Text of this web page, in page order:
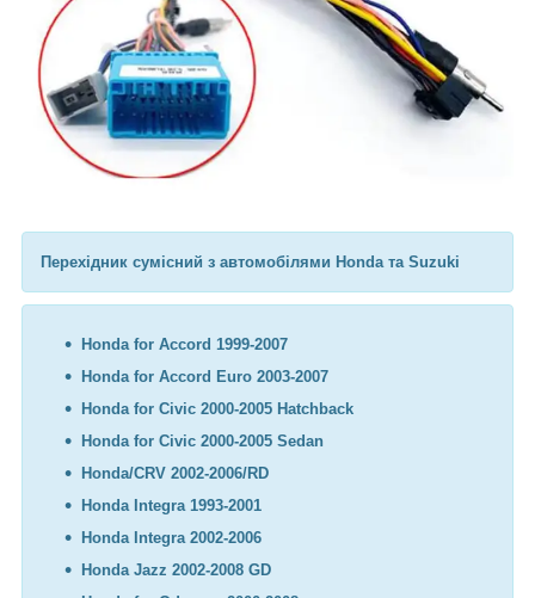
Перехідник сумісний з автомобілями Honda та Suzuki
Honda for Accord 1999-2007
Honda for Accord Euro 2003-2007
Honda for Civic 2000-2005 Hatchback
Honda for Civic 2000-2005 Sedan
Honda/CRV 2002-2006/RD
Honda Integra 1993-2001
Honda Integra 2002-2006
Honda Jazz 2002-2008 GD